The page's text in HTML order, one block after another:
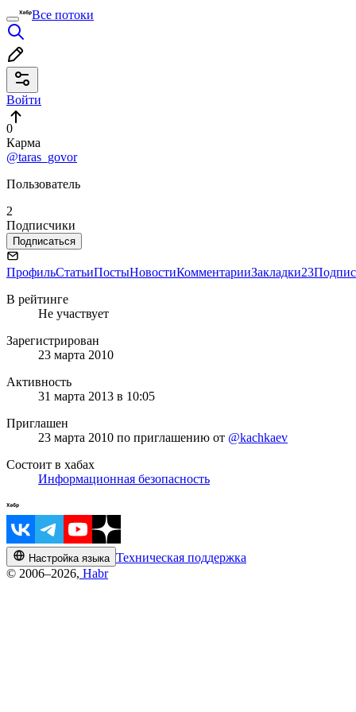
Все потоки
Войти
0
Карма
@taras_govor
Пользователь
2
Подписчики
Подписаться
ПрофильСтатьиПостыНовостиКомментарииЗакладки23
В рейтинге
Не участвует
Зарегистрирован
23 марта 2010
Активность
31 марта 2013 в 10:05
Приглашен
23 марта 2010 по приглашению от @kachkaev
Состоит в хабах
Информационная безопасность
Настройка языка Техническая поддержка
© 2006–2026, Habr